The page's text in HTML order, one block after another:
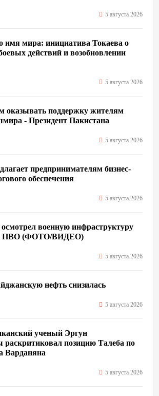
5 августа 2026
имя мира: инициатива Токаева о
действий и возобновлении
5 августа 2026
поддержку жителям
- Президент Пакистана
5 августа 2026
предпринимателям бизнес-
обеспечения
5 августа 2026
военную инфраструктуру
ПВО (ФОТО/ВИДЕО)
5 августа 2026
нефть cнизилась
5 августа 2026
ученый Эргун
позицию Талеба по
Варданяна
5 августа 2026